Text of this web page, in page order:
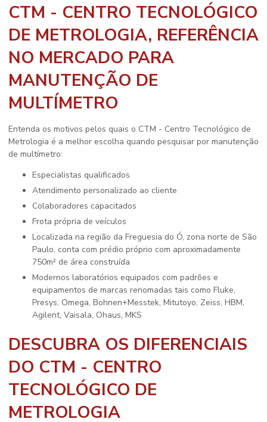
CTM - CENTRO TECNOLÓGICO
DE METROLOGIA, REFERÊNCIA
NO MERCADO PARA
MANUTENÇÃO DE
MULTÍMETRO
Entenda os motivos pelos quais o CTM - Centro Tecnológico de
Metrologia é a melhor escolha quando pesquisar por manutenção
de multímetro:
especialistas qualificados
atendimento personalizado ao cliente
colaboradores capacitados
frota própria de veículos
localizada na região da Freguesia do Ó, zona norte de São
Paulo, conta com prédio próprio com aproximadamente
750m² de área construída
modernos laboratórios equipados com padrões e
equipamentos de marcas renomadas tais como Fluke,
Presys, Omega, Bohnen+Messtek, Mitutoyo, Zeiss, HBM,
Agilent, Vaisala, Ohaus, MKS
DESCUBRA OS DIFERENCIAIS
DO CTM - CENTRO
TECNOLÓGICO DE
METROLOGIA